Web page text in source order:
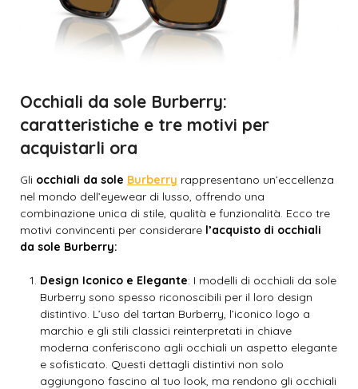
Occhiali da sole Burberry:
caratteristiche e tre motivi per
acquistarli ora
Gli occhiali da sole Burberry rappresentano un’eccellenza
nel mondo dell’eyewear di lusso, offrendo una
combinazione unica di stile, qualità e funzionalità. Ecco tre
motivi convincenti per considerare l’acquisto di occhiali
da sole Burberry:
Design Iconico e Elegante: I modelli di occhiali da sole
Burberry sono spesso riconoscibili per il loro design
distintivo. L’uso del tartan Burberry, l’iconico logo a
marchio e gli stili classici reinterpretati in chiave
moderna conferiscono agli occhiali un aspetto elegante
e sofisticato. Questi dettagli distintivi non solo
aggiungono fascino al tuo look, ma rendono gli occhiali